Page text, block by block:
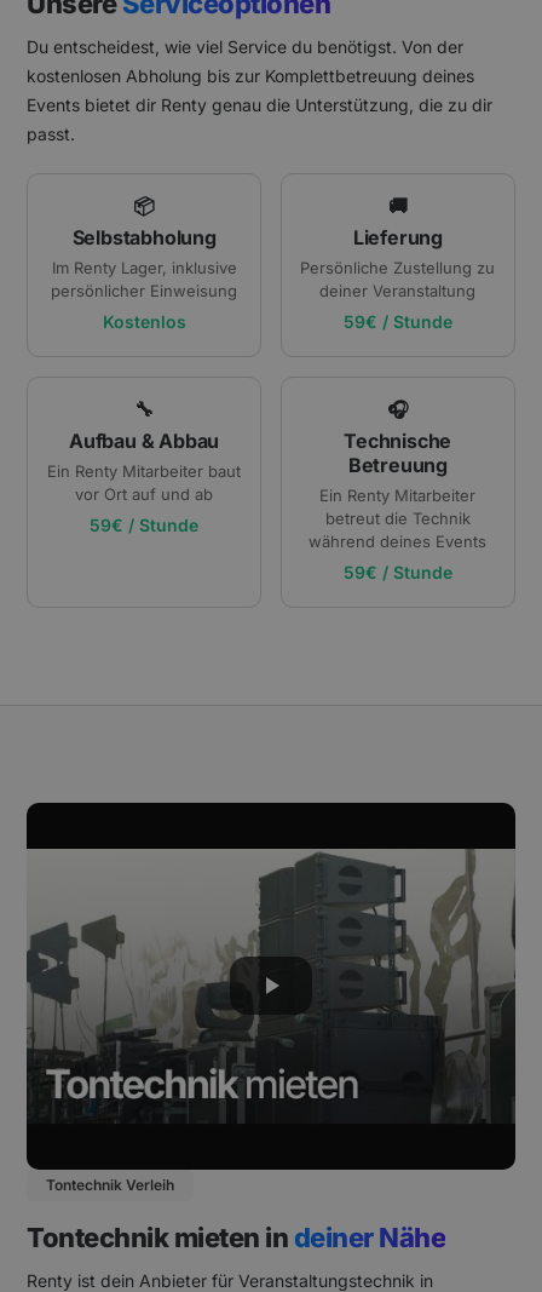
Du entscheidest, wie viel Service du benötigst. Von der
kostenlosen Abholung bis zur Komplettbetreuung deines
Events bietet dir Renty genau die Unterstützung, die zu dir
passt.
📦
Selbstabholung
Im Renty Lager, inklusive
persönlicher Einweisung
Kostenlos
🚚
Lieferung
Persönliche Zustellung zu
deiner Veranstaltung
59€ / Stunde
🔧
Aufbau & Abbau
Ein Renty Mitarbeiter baut
vor Ort auf und ab
59€ / Stunde
🎧
Technische
Betreuung
Ein Renty Mitarbeiter
betreut die Technik
während deines Events
59€ / Stunde
Tontechnik Verleih
Tontechnik mieten in deiner Nähe
Renty ist dein Anbieter für Veranstaltungstechnik in